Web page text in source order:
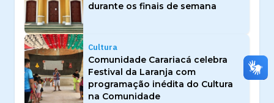
durante os finais de semana
Cultura
Comunidade Carariacá celebra
Festival da Laranja com
programação inédita do Cultura
na Comunidade